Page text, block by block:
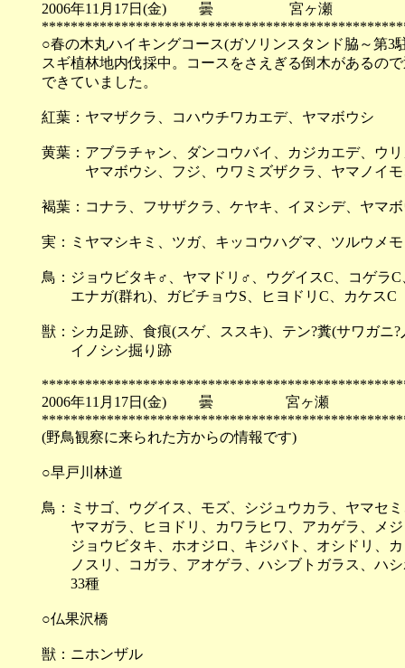
2006年11月17日(金) 曇 宮ヶ瀬
○春の木丸ハイキングコース(ガソリンスタンド脇～第3
スギ植林地内伐採中。コースをさえぎる倒木があるの
できていました。
紅葉：ヤマザクラ、コハウチワカエデ、ヤマボウシ
黄葉：アブラチャン、ダンコウバイ、カジカエデ、ウ
ヤマボウシ、フジ、ウワミズザクラ、ヤマノ
褐葉：コナラ、フサザクラ、ケヤキ、イヌシデ、ヤマ
実：ミヤマシキミ、ツガ、キッコウハグマ、ツルウメ
鳥：ジョウビタキ♂、ヤマドリ♂、ウグイスC、コゲラC
エナガ(群れ)、ガビチョウS、ヒヨドリC、カケスC
獣：シカ足跡、食痕(スゲ、ススキ)、テン?糞(サワガニ?
イノシシ掘り跡
2006年11月17日(金) 曇 宮ヶ瀬
(野鳥観察に来られた方からの情報です)
○早戸川林道
鳥：ミサゴ、ウグイス、モズ、シジュウカラ、ヤマセ
ヤマガラ、ヒヨドリ、カワラヒワ、アカゲラ、メジ
ジョウビタキ、ホオジロ、キジバト、オシドリ、カ
ノスリ、コガラ、アオゲラ、ハシブトガラス、ハシ
33種
○仏果沢橋
獣：ニホンザル